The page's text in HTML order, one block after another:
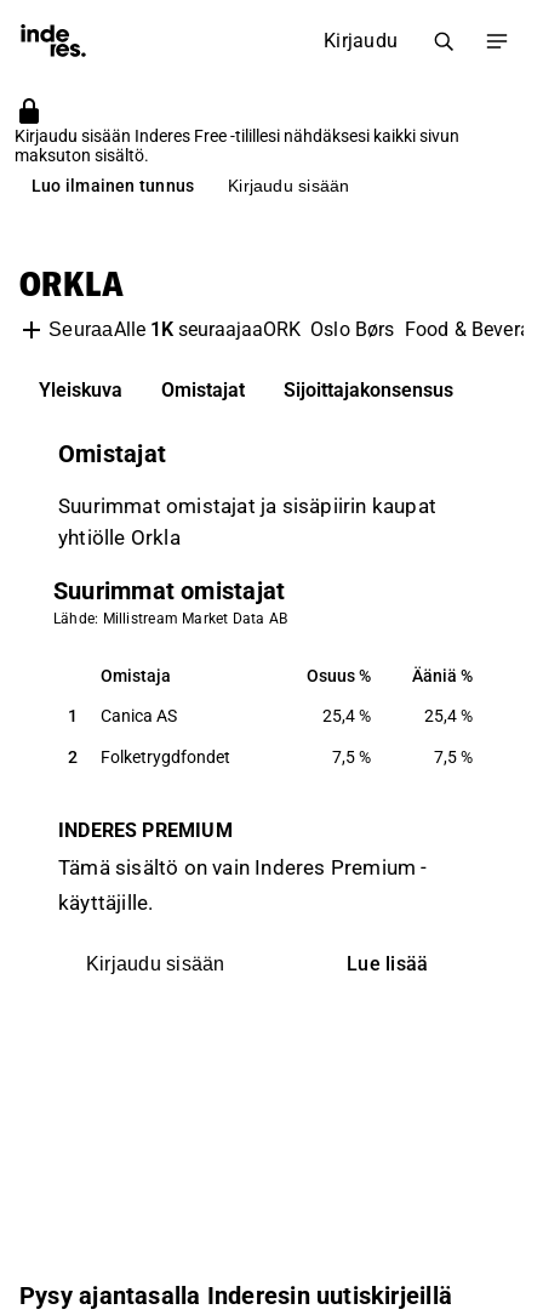
Kirjaudu
Kirjaudu sisään Inderes Free -tilillesi nähdäksesi kaikki sivun
maksuton sisältö.
Luo ilmainen tunnus
Kirjaudu sisään
ORKLA
SeuraaAlle 1KseuraajaaORK Oslo Børs Food &
Yleiskuva Omistajat Sijoittajakonsensus
Omistajat
Suurimmat omistajat ja sisäpiirin kaupat
yhtiölle Orkla
Suurimmat omistajat
Lähde: Millistream Market Data AB
Omistaja Osuus Ääniä
Omistaja Osuus Ääniä
1 Canica AS 25,4% 25,4%
2 Folketrygdfondet 7,5% 7,5%
INDERES PREMIUM
Tämä sisältö on vain Inderes Premium -
käyttäjille.
Kirjaudu sisään Lue lisää
Pysy ajantasalla Inderesin uutiskirjeillä